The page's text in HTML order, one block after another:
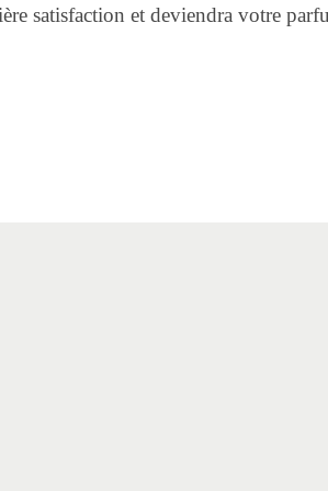
satisfaction et deviendra votre